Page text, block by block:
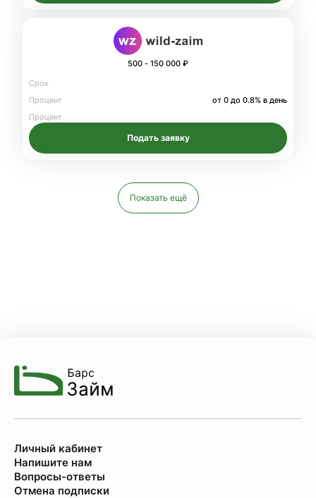
500 - 150 000 ₽
Срок
Процент
от 0 до 0.8% в день
Процент
Подать заявку
Показать ещё
Личный кабинет
Напишите нам
Вопросы-ответы
Отмена подписки